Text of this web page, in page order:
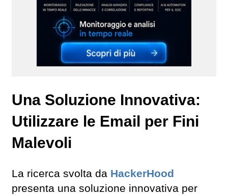
Una Soluzione Innovativa:
Utilizzare le Email per Fini
Malevoli
La ricerca svolta da HackerHood
presenta una soluzione innovativa per